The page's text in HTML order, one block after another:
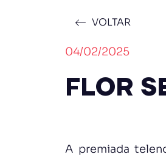
VOLTAR
04/02/2025
FLOR
A premiada